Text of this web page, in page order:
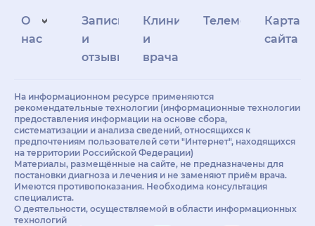
О
нас
Запись
и
отзывы
Клиникам
и
врачам
Телемедицина
Карта
сайта
На информационном ресурсе применяются
рекомендательные технологии (информационные технологии
предоставления информации на основе сбора,
систематизации и анализа сведений, относящихся к
предпочтениям пользователей сети "Интернет", находящихся
на территории Российской Федерации)
Материалы, размещённые на сайте, не предназначены для
постановки диагноза и лечения и не заменяют приём врача.
Имеются противопоказания. Необходима консультация
специалиста.
О деятельности, осуществляемой в области информационных
технологий